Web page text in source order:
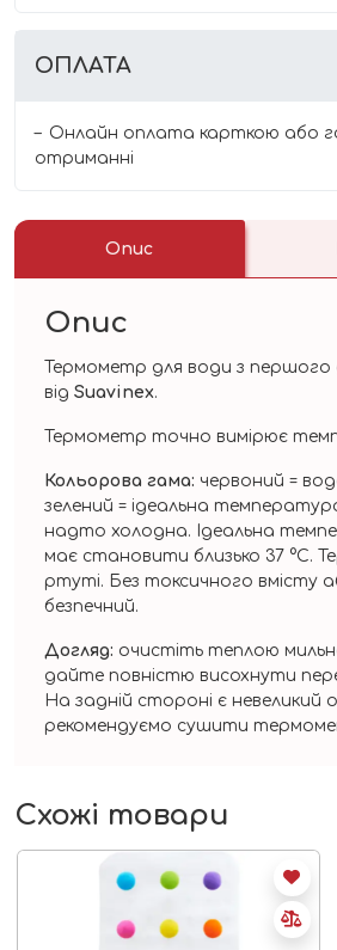
ОПЛАТА
Онлайн оплата карткою або
отриманні
Опис
Опис
Термометр для води з першого
від Suavinex.
Термометр точно вимірює
Кольорова гама: червоний =
зелений = ідеальна
надто холодна. Ідеальна
має становити близько 37 °C.
ртуті. Без токсичного вмісту
безпечний.
Догляд: очистіть теплою
дайте повністю висохнути
На задній стороні є невеликий
рекомендуємо сушити
Схожі товари